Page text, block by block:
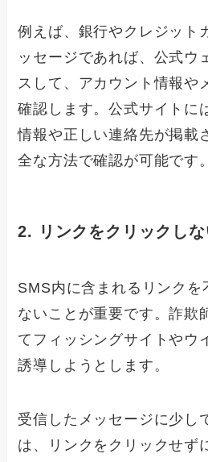
例えば、銀行やクレジット
ッセージであれば、公式ウ
スして、アカウント情報や
確認します。公式サイトに
情報や正しい連絡先が掲載
全な方法で確認が可能です。
2. リンクをクリックしな
SMS内に含まれるリンクを
ないことが重要です。詐欺
てフィッシングサイトやウ
誘導しようとします。
受信したメッセージに少し
は、リンクをクリックせず